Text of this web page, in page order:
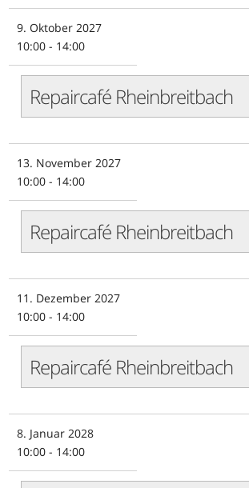
9. Oktober 2027
10:00 - 14:00
Repaircafé Rheinbreitbach
13. November 2027
10:00 - 14:00
Repaircafé Rheinbreitbach
11. Dezember 2027
10:00 - 14:00
Repaircafé Rheinbreitbach
8. Januar 2028
10:00 - 14:00